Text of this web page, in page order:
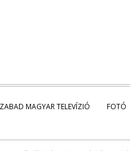
MAGYAR TELEVÍZIÓ FOTÓ